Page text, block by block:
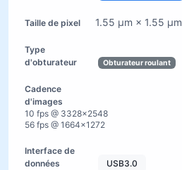
1.55 µm × 1.55 µm
Obturateur roulant
10 fps @ 3328×2548
56 fps @ 1664×1272
USB3.0